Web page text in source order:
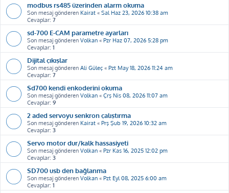
modbus rs485 üzerinden alarm okuma
Son mesaj gönderen Kairat « Sal Haz 23, 2026 10:38 am
Cevaplar: 7
sd-700 E-CAM parametre ayarları
Son mesaj gönderen Volkan « Pzr Haz 07, 2026 5:28 pm
Cevaplar: 1
Dijital çıkışlar
Son mesaj gönderen Ali Güleç « Pzt May 18, 2026 11:24 am
Cevaplar: 7
Sd700 kendi enkoderini okuma
Son mesaj gönderen Volkan « Çrş Nis 08, 2026 11:07 am
Cevaplar: 9
2 aded servoyu senkron çalıştırma
Son mesaj gönderen Kairat « Prş Şub 19, 2026 10:32 am
Cevaplar: 3
Servo motor dur/kalk hassasiyeti
Son mesaj gönderen Volkan « Pzr Kas 16, 2025 12:02 pm
Cevaplar: 3
SD700 usb den bağlanma
Son mesaj gönderen Volkan « Pzt Eyl 08, 2025 6:00 am
Cevaplar: 1